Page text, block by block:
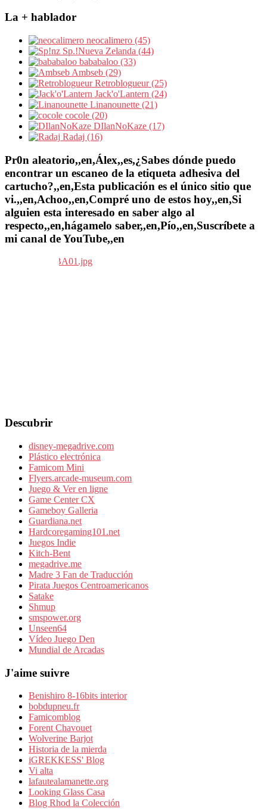
La + hablador
neocalimero (45)
Sp.!Nueva Zelanda (44)
bababaloo (33)
Ambseb (29)
Retroblogueur (25)
Jack'o'Lantern (24)
Linanounette (21)
cocole (20)
DIlanNoKaze (17)
Radaj (16)
Pr0n aleatorio,,en,Álex,,es,¿Sabes dónde puedo
encontrar un escaneo de la etiqueta adhesiva del
cartucho?,,en,Esta publicación es el único sitio que
vi.,,en,Achoo,,en,Compré uno de estos hoy,,en,Si
alguien esta interesado en saber algo al
respecto,,en,hágamelo saber,,en,Pío,,en,Suscríbete a
mi canal de YouTube,,en
Descubrir
disney-megadrive.com
Plástico electrónica
Famicom Mini
Flyers.arcade-museum.com
Juego & Ver en ligne
Game Center CX
Gameboy Galleria
Guardiana.net
Hardcoregaming101.net
Juegos Indie
Kitch-Bent
megadrive.me
Madre 3 Fan de Traducción
Pirata Juegos Centroamericanos
Satake
Shmup
smspower.org
Unseen64
Vídeo Juego Den
Mundial de Arcadas
J'aime suivre
Benishiro 8-16bits interior
bobdupneu.fr
Famicomblog
Forent Chavouet
Wolverine Barjot
Historia de la mierda
iGREKKESS' Blog
Vi alta
lafautealamanette.org
Looking Glass Casa
Blog Rhod la Colección